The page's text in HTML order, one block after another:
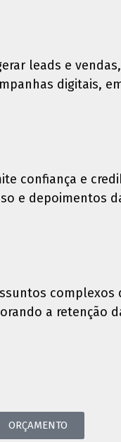
leads e
digitais,
confiança e
e depoimentos
complexos
a retenção
ORÇAMENTO